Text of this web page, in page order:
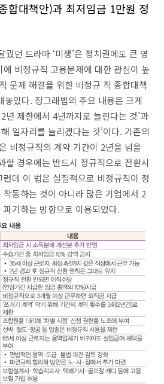
합대책안)과 최저임금 1만원 정
던 드라마 ‘미생’은 정치권에도 큰 영
비정규직 고용문제에 대한 관심이 높
문제 해결을 위한 비정규 직 종합대책
놓았다. 장그래법의 주요 내용은 크게
년 제한에서 4년까지로 늘린다는 것’과
일자리를 늘리겠다는 것’이다. 기존의
비정규직의 계약 기간이 2년을 넘을
할 경우에는 반드시 정규직으로 전환시
데 이 법은 실질적으로 비정규직이 정
동하는 것이 아니라 많은 기업에서 2
기하는 방향으로 이용되었다.